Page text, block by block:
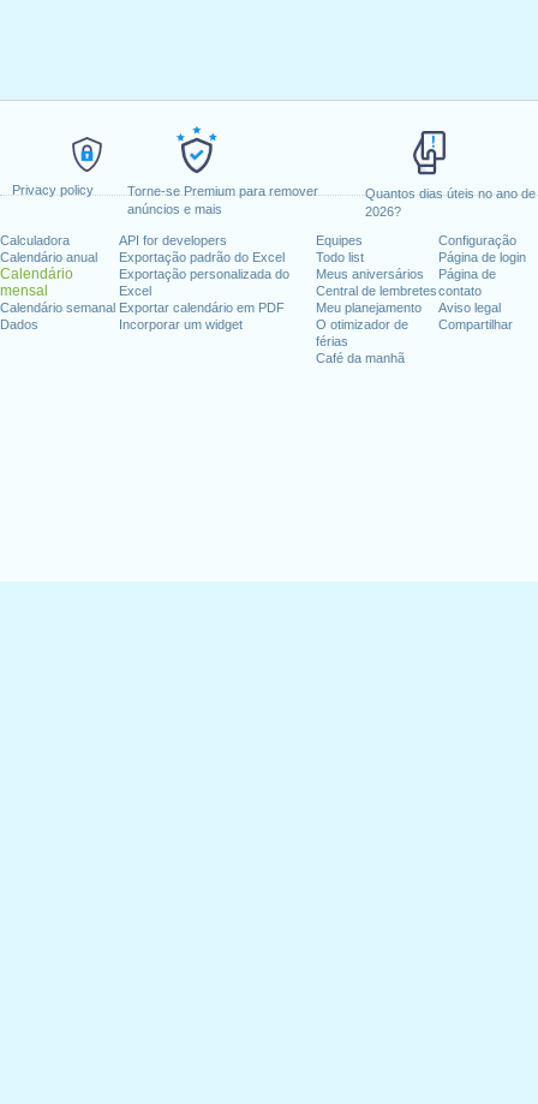
Privacy policy
Torne-se Premium para remover
anúncios e mais
Quantos dias úteis no ano de
2026?
Calculadora
Calendário anual
Calendário
mensal
Calendário semanal
Dados
API for developers
Exportação padrão do Excel
Exportação personalizada do
Excel
Exportar calendário em PDF
Incorporar um widget
Equipes
Todo list
Meus aniversários
Central de lembretes
Meu planejamento
O otimizador de
férias
Café da manhã
Configuração
Página de login
Página de
contato
Aviso legal
Compartilhar